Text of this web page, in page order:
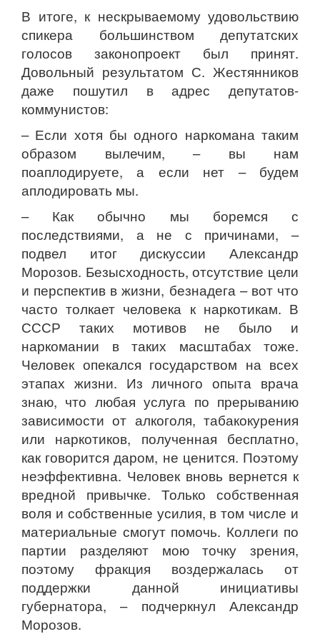
В итоге, к нескрываемому удовольствию
спикера большинством депутатских
голосов законопроект был принят.
Довольный результатом С. Жестянников
даже пошутил в адрес депутатов-
коммунистов:
– Если хотя бы одного наркомана таким
образом вылечим, – вы нам
поаплодируете, а если нет – будем
аплодировать мы.
– Как обычно мы боремся с
последствиями, а не с причинами, –
подвел итог дискуссии Александр
Морозов. Безысходность, отсутствие цели
и перспектив в жизни, безнадега – вот что
часто толкает человека к наркотикам. В
СССР таких мотивов не было и
наркомании в таких масштабах тоже.
Человек опекался государством на всех
этапах жизни. Из личного опыта врача
знаю, что любая услуга по прерыванию
зависимости от алкоголя, табакокурения
или наркотиков, полученная бесплатно,
как говорится даром, не ценится. Поэтому
неэффективна. Человек вновь вернется к
вредной привычке. Только собственная
воля и собственные усилия, в том числе и
материальные смогут помочь. Коллеги по
партии разделяют мою точку зрения,
поэтому фракция воздержалась от
поддержки данной инициативы
губернатора, – подчеркнул Александр
Морозов.